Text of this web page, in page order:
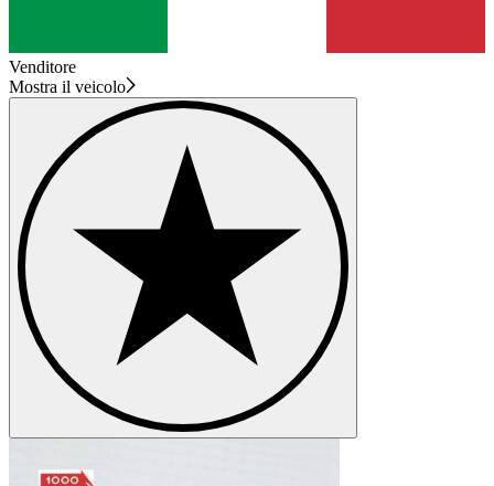
Venditore
Mostra il veicolo